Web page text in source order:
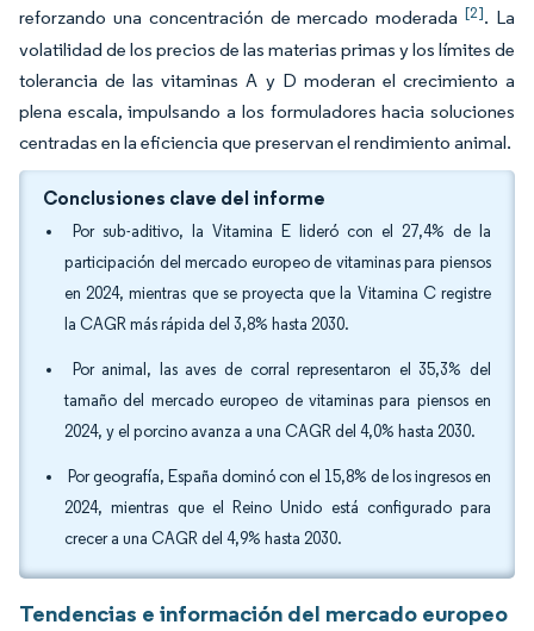
reforzando una concentración de mercado moderada[2]. La
volatilidad de los precios de las materias primas y los límites de
tolerancia de las vitaminas A y D moderan el crecimiento a
plena escala, impulsando a los formuladores hacia soluciones
centradas en la eficiencia que preservan el rendimiento animal.
Conclusiones clave del informe
Por sub-aditivo, la Vitamina E lideró con el 27,4% de la
participación del mercado europeo de vitaminas para piensos
en 2024, mientras que se proyecta que la Vitamina C registre
la CAGR más rápida del 3,8% hasta 2030.
Por animal, las aves de corral representaron el 35,3% del
tamaño del mercado europeo de vitaminas para piensos en
2024, y el porcino avanza a una CAGR del 4,0% hasta 2030.
Por geografía, España dominó con el 15,8% de los ingresos en
2024, mientras que el Reino Unido está configurado para
crecer a una CAGR del 4,9% hasta 2030.
Tendencias e información del mercado europeo